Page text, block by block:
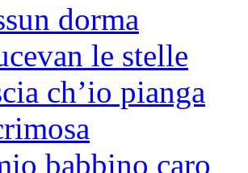
dorma
le stelle
ch’io pianga
babbino caro